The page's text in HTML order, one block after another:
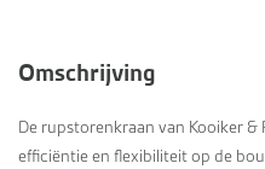
Omschrijving
De rupstorenkraan van Kooiker
efficiëntie en flexibiliteit op de